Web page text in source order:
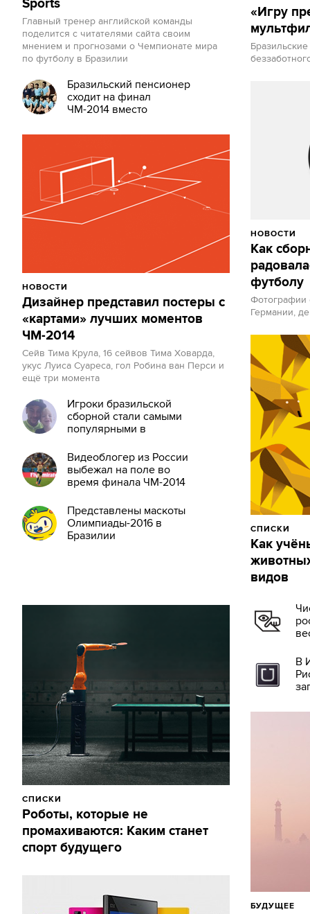
Sports
Главный тренер английской команды
поделится с читателями сайта своим
мнением и прогнозами о Чемпионате мира
по футболу в Бразилии
«Игру
Бразильский пенсионер
сходит на финал
ЧМ-2014 вместо
НОВОСТИ
Дизайнер представил постеры с
«картами» лучших моментов
ЧМ-2014
Сейв Тима Крула, 16 сейвов Тима Ховарда,
укус Луиса Суареса, гол Робина ван Перси и
ещё три момента
Игроки бразильской
сборной стали самыми
популярными в
Видеоблогер из России
выбежал на поле во
время финала ЧМ-2014
Представлены маскоты
Олимпиады-2016 в
Бразилии
НОВОСТИ
Как
футболу
Фотографии
Германии,
СПИСКИ
Как
видов
СПИСКИ
Роботы, которые не
промахиваются: Каким станет
спорт будущего
В
БУДУЩЕЕ